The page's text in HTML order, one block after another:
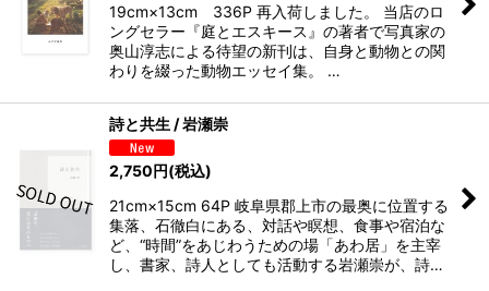
19cm×13cm 336P 再入荷しました。 当店のロ
ングセラー『庭とエスキース』の著者で写真家の
奥山淳志による待望の新刊は、自身と動物との関
わりを綴った動物エッセイ集。 …
詩と共生 / 岩瀬崇
2,750円(税込)
21cm×15cm 64P 岐阜県郡上市の最奥に位置する
集落、石徹白にある、対話や瞑想、食事や宿泊な
ど、“時間”をあじわうための場「あわ居」を主宰
し、書家、詩人としても活動する岩瀬崇が、詩…